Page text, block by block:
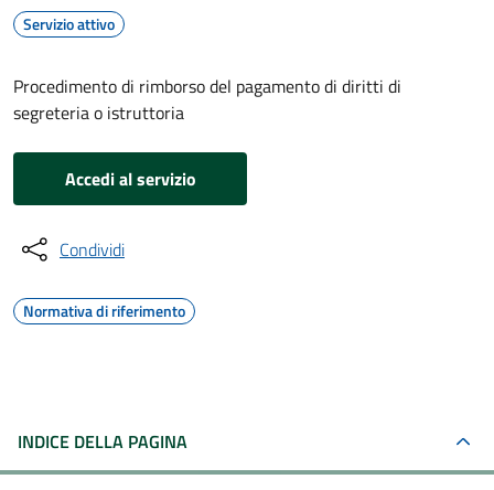
Servizio attivo
Procedimento di rimborso del pagamento di diritti di
segreteria o istruttoria
Accedi al servizio
Condividi
Normativa di riferimento
INDICE DELLA PAGINA